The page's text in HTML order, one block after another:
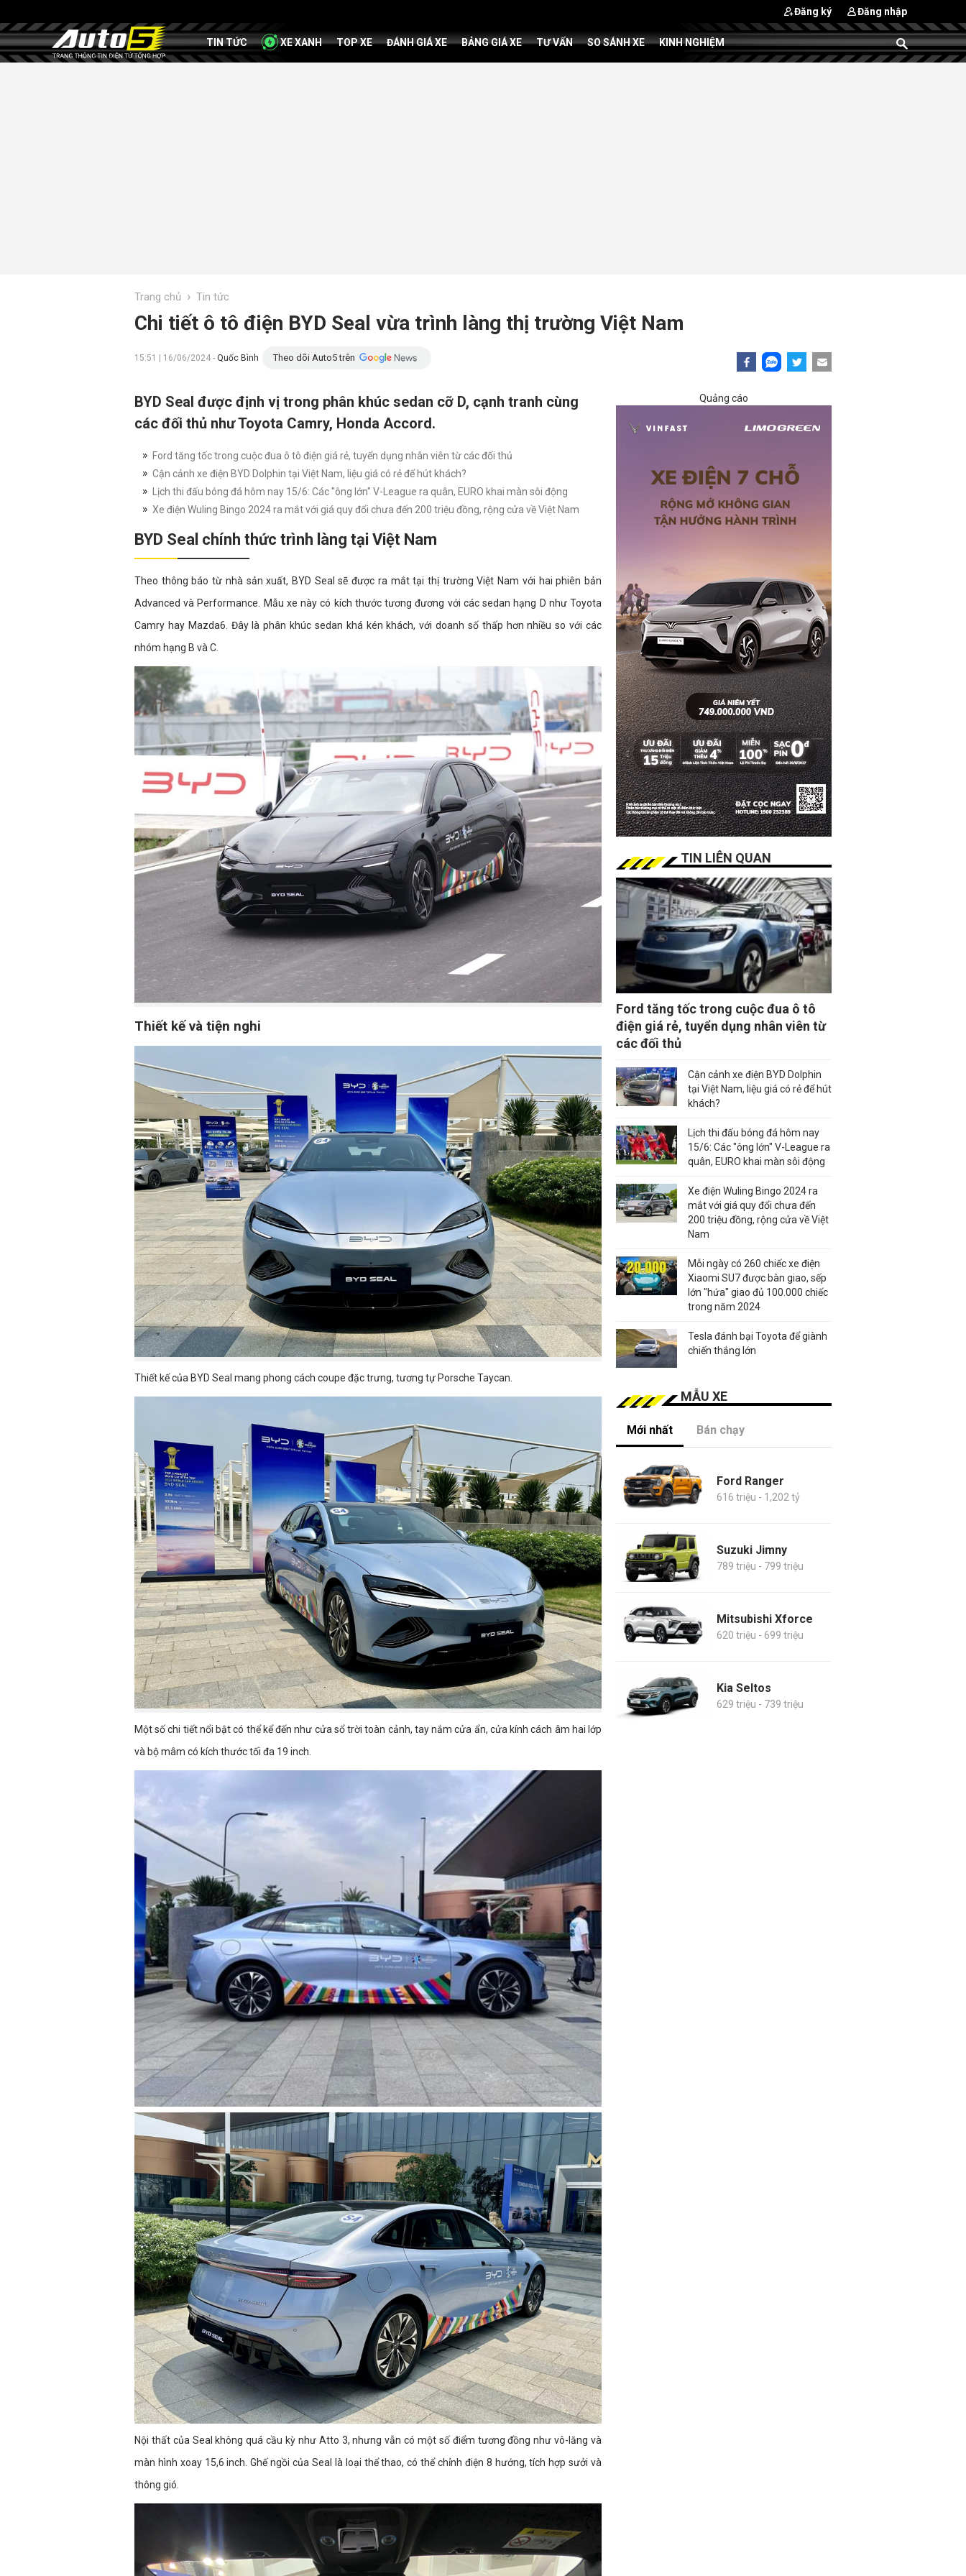
Đăng ký Đăng nhập
TIN TỨC XE XANH TOP XE ĐÁNH GIÁ XE BẢNG GIÁ XE TƯ VẤN SO SÁNH XE KINH NGHIỆM
Trang chủ › Tin tức
Chi tiết ô tô điện BYD Seal vừa trình làng thị trường Việt Nam
15:51 | 16/06/2024 - Quốc Bình Theo dõi Auto5 trên
BYD Seal được định vị trong phân khúc sedan cỡ D, cạnh tranh cùng
các đối thủ như Toyota Camry, Honda Accord.
Ford tăng tốc trong cuộc đua ô tô điện giá rẻ, tuyển dụng nhân viên từ các đối thủ
Cận cảnh xe điện BYD Dolphin tại Việt Nam, liệu giá có rẻ để hút khách?
Lịch thi đấu bóng đá hôm nay 15/6: Các "ông lớn" V-League ra quân, EURO khai màn sôi động
Xe điện Wuling Bingo 2024 ra mắt với giá quy đổi chưa đến 200 triệu đồng, rộng cửa về Việt Nam
BYD Seal chính thức trình làng tại Việt Nam
Theo thông báo từ nhà sản xuất, BYD Seal sẽ được ra mắt tại thị trường Việt Nam với hai phiên bản
Advanced và Performance. Mẫu xe này có kích thước tương đương với các sedan hạng D như Toyota
Camry hay Mazda6. Đây là phân khúc sedan khá kén khách, với doanh số thấp hơn nhiều so với các
nhóm hạng B và C.
Thiết kế và tiện nghi
Thiết kế của BYD Seal mang phong cách coupe đặc trưng, tương tự Porsche Taycan.
Một số chi tiết nổi bật có thể kể đến như cửa sổ trời toàn cảnh, tay nắm cửa ẩn, cửa kính cách âm hai lớp
và bộ mâm có kích thước tối đa 19 inch.
Nội thất của Seal không quá cầu kỳ như Atto 3, nhưng vẫn có một số điểm tương đồng như vô-lăng và
màn hình xoay 15,6 inch. Ghế ngồi của Seal là loại thể thao, có thể chỉnh điện 8 hướng, tích hợp sưởi và
thông gió.
Quảng cáo
TIN LIÊN QUAN
Ford tăng tốc trong cuộc đua ô tô
điện giá rẻ, tuyển dụng nhân viên từ
các đối thủ
Cận cảnh xe điện BYD Dolphin
tại Việt Nam, liệu giá có rẻ để hút
khách?
Lịch thi đấu bóng đá hôm nay
15/6: Các "ông lớn" V-League ra
quân, EURO khai màn sôi động
Xe điện Wuling Bingo 2024 ra
mắt với giá quy đổi chưa đến
200 triệu đồng, rộng cửa về Việt
Nam
Mỗi ngày có 260 chiếc xe điện
Xiaomi SU7 được bàn giao, sếp
lớn "hứa" giao đủ 100.000 chiếc
trong năm 2024
Tesla đánh bại Toyota để giành
chiến thắng lớn
MẪU XE
Mới nhất Bán chạy
Ford Ranger
616 triệu - 1,202 tỷ
Suzuki Jimny
789 triệu - 799 triệu
Mitsubishi Xforce
620 triệu - 699 triệu
Kia Seltos
629 triệu - 739 triệu